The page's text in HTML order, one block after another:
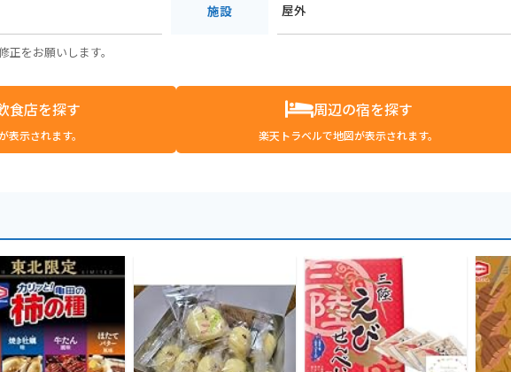
施設 屋外
正をお願いします。
食店を探す
表示されます。
周辺の宿を探す
楽天トラベルで地図が表示されます。